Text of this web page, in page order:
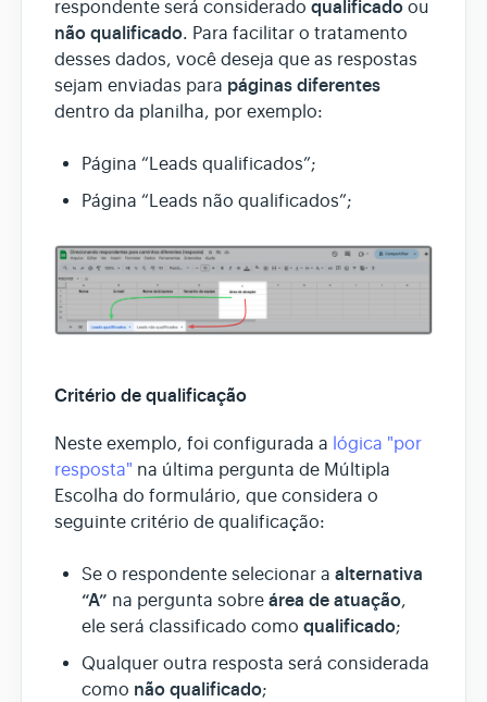
respondente será considerado qualificado ou
não qualificado. Para facilitar o tratamento
desses dados, você deseja que as respostas
sejam enviadas para páginas diferentes
dentro da planilha, por exemplo:
Página “Leads qualificados”;
Página “Leads não qualificados”;
Critério de qualificação
Neste exemplo, foi configurada a lógica "por
resposta" na última pergunta de Múltipla
Escolha do formulário, que considera o
seguinte critério de qualificação:
Se o respondente selecionar a alternativa
“A” na pergunta sobre área de atuação,
ele será classificado como qualificado;
Qualquer outra resposta será considerada
como não qualificado;